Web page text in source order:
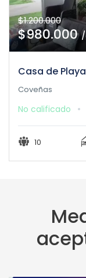
$1.200.000
$980.000
Casa de
Coveñas
No calificado
10